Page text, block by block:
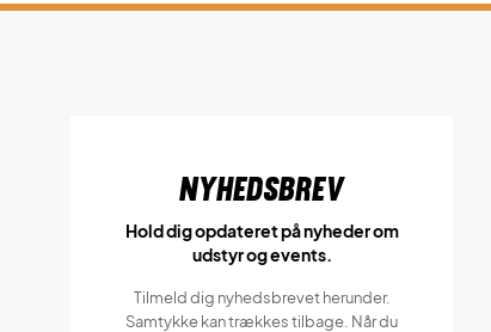
Nyhedsbrev
Hold dig opdateret på nyheder om
udstyr og events.
Tilmeld dig nyhedsbrevet herunder.
Samtykke kan trækkes tilbage. Når du